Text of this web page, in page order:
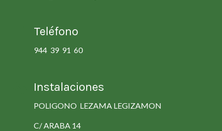
Teléfono
944 39 91 60
Instalaciones
POLIGONO LEZAMA LEGIZAMON
C/ ARABA 14